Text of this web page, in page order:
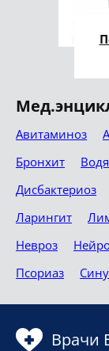
Авитаминоз
Бронхит
Дисбактериоз
Ларингит
Невроз
Псориаз
Врачи